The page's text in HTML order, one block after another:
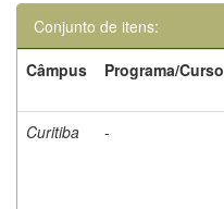
Conjunto de itens:
Câmpus
Programa/Curso
Curitiba -